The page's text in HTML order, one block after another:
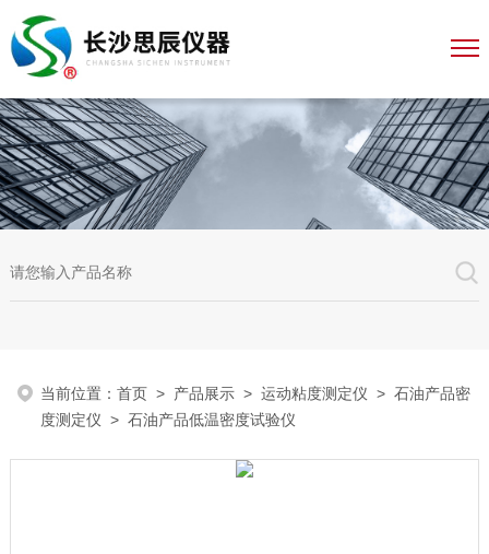
当前位置：首页 > 产品展示 >运动粘度测定仪 >石油产品密
度测定仪 > 石油产品低温密度试验仪